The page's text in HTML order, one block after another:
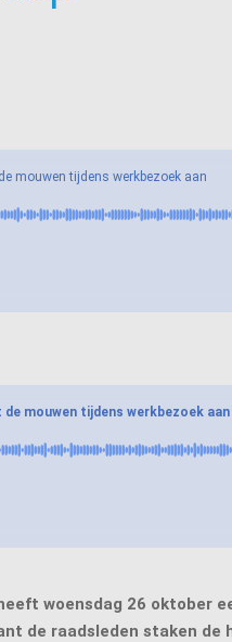
mouwen tijdens werkbezoek aan
de mouwen tijdens werkbezoek aan
woensdag 26 oktober
de raadsleden staken